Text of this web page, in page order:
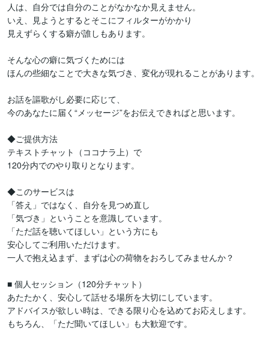
人は、自分では自分のことがなかなか見えません。
いえ、見ようとするとそこにフィルターがかかり
見えずらくする癖が誰しもあります。
そんな心の癖に気づくためには
ほんの些細なことで大きな気づき、変化が現れることがあります。
お話を謳歌がし必要に応じて、
今のあなたに届く“メッセージ”をお伝えできればと思います。
◆ご提供方法
テキストチャット（ココナラ上）で
120分内でのやり取りとなります。
◆このサービスは
「答え」ではなく、自分を見つめ直し
「気づき」ということを意識しています。
「ただ話を聴いてほしい」という方にも
安心してご利用いただけます。
一人で抱え込まず、まずは心の荷物をおろしてみませんか？
■ 個人セッション（120分チャット）
あたたかく、安心して話せる場所を大切にしています。
アドバイスが欲しい時は、できる限り心を込めてお応えします。
もちろん、「ただ聞いてほしい」も大歓迎です。